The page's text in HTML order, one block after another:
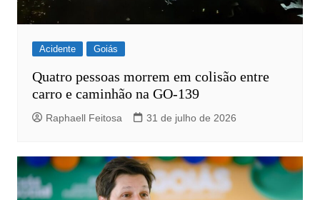
Acidente Goiás
Quatro pessoas morrem em colisão entre
carro e caminhão na GO-139
Raphaell Feitosa 31 de julho de 2026